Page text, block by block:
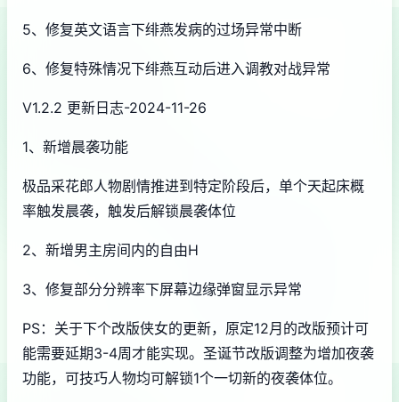
5、修复英文语言下绯燕发病的过场异常中断
6、修复特殊情况下绯燕互动后进入调教对战异常
V1.2.2 更新日志-2024-11-26
1、新增晨袭功能
极品采花郎人物剧情推进到特定阶段后，单个天起床概
率触发晨袭，触发后解锁晨袭体位
2、新增男主房间内的自由H
3、修复部分分辨率下屏幕边缘弹窗显示异常
PS：关于下个改版侠女的更新，原定12月的改版预计可
能需要延期3-4周才能实现。圣诞节改版调整为增加夜袭
功能，可技巧人物均可解锁1个一切新的夜袭体位。